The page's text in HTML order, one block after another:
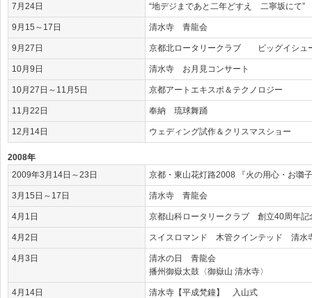
7月24日 “地デジまであと二年どすえ 二寧坂にて”
9月15～17日 清水寺 青龍会
9月27日 京都北ロータリークラブ ビッグイシュ
10月9日 清水寺 お月見コンサート
10月27日～11月5日 京都アートエキスポ＆テクノロジー
11月22日 奉納 琉球舞踊
12月14日 ウェディング試作＆クリスマスショー
2008年
2009年3月14日～23日
京都・東山花灯路2008 『火の用心・お囃
3月15日～17日 清水寺 青龍会
4月1日 京都山科ロータリークラブ 創立40周年記
4月2日 スイスロマンド 木管クインテッド 清水
4月3日
清水の日 青龍会
播州御嶽太鼓〈御嶽山 清水寺〉
4月14日 清水寺【平成梵鐘】 入山式